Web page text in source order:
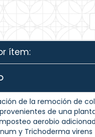
ítem:
de la remoción de
de una
aerobio
y Trichoderma virens